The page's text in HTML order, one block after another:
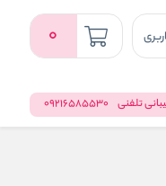
0
تلفنی 09216585530